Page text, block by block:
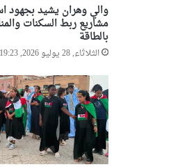
والي وهران يشيد بجهود
مشاريع ربط السكنات
بالطاقة
الثلاثاء, 28 يوليو 2026, 19:23